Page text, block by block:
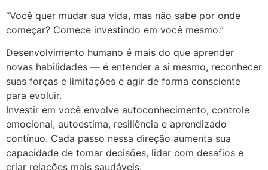
“Você quer mudar sua vida, mas não sabe por onde
começar? Comece investindo em você mesmo.”
Desenvolvimento humano é mais do que aprender
novas habilidades — é entender a si mesmo, reconhecer
suas forças e limitações e agir de forma consciente
para evoluir.
Investir em você envolve autoconhecimento, controle
emocional, autoestima, resiliência e aprendizado
contínuo. Cada passo nessa direção aumenta sua
capacidade de tomar decisões, lidar com desafios e
criar relações mais saudáveis.